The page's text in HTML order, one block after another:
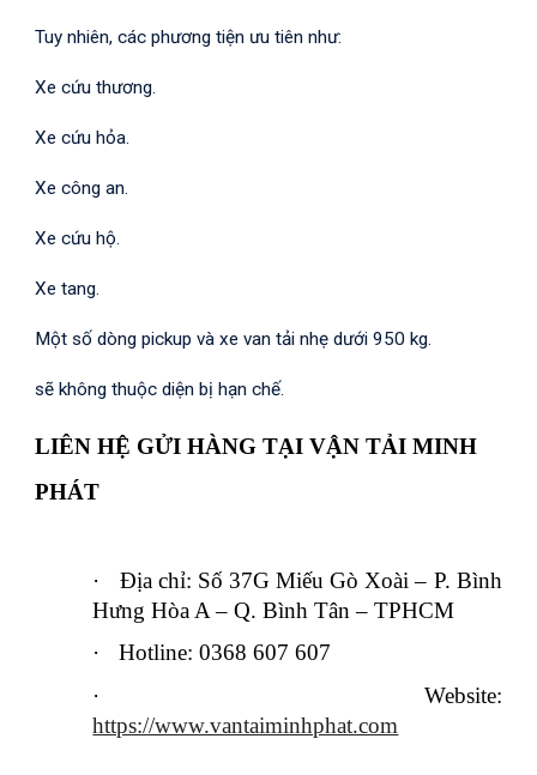
Tuy nhiên, các phương tiện ưu tiên như:
Xe cứu thương.
Xe cứu hỏa.
Xe công an.
Xe cứu hộ.
Xe tang.
Một số dòng pickup và xe van tải nhẹ dưới 950 kg.
sẽ không thuộc diện bị hạn chế.
LIÊN HỆ GỬI HÀNG TẠI VẬN TẢI MINH
PHÁT
·
Địa chỉ: Số 37G Miếu Gò Xoài – P. Bình
Hưng Hòa A – Q. Bình Tân – TPHCM
·
Hotline: 0368 607 607
·
Website:
https://www.vantaiminhphat.com